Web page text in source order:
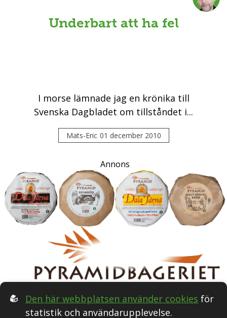
Underbart att ha fel
I morse lämnade jag en krönika till
Svenska Dagbladet om tillståndet i...
Mats-Eric 01 december 2010
Annons
Den här webbplatsen använder cookies för
statistik och användarupplevelse.